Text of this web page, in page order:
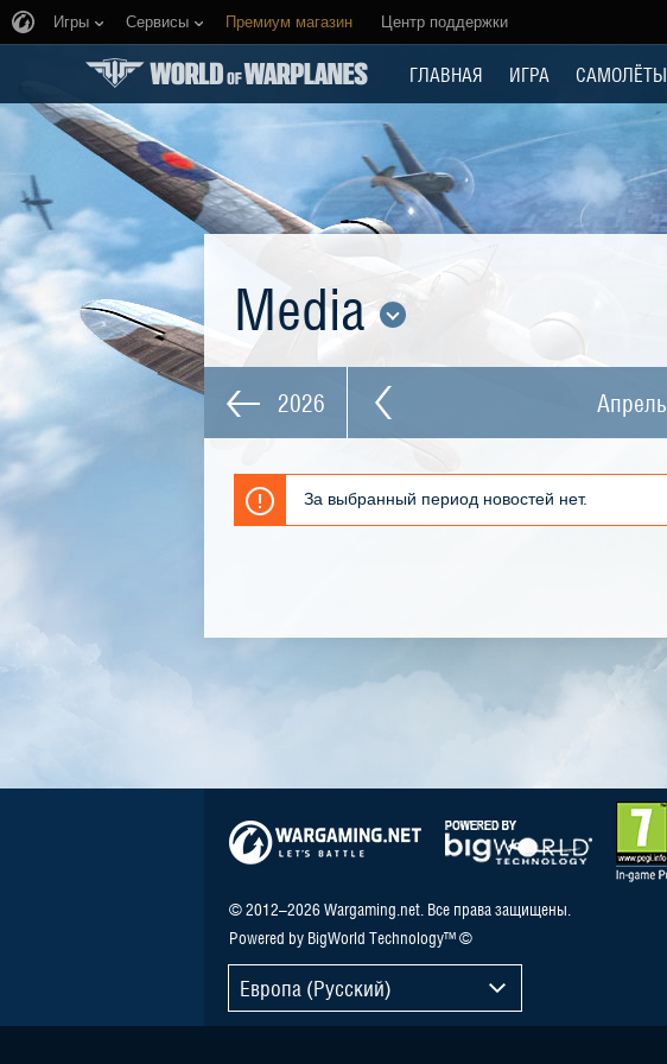
Игры Сервисы Премиум магазин Центр поддержки
ГЛАВНАЯ ИГРА САМОЛЁТЫ
Media
2026 Апрель
За выбранный период новостей нет.
© 2012–2026 Wargaming.net. Все права защищены.
Powered by BigWorld Technology™ ©
Европа (Русский)